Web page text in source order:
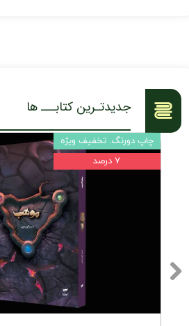
جدیدتـرین کتابـــ ها
چاپ دورنگ. تخفیف ویژه
۷ درصد